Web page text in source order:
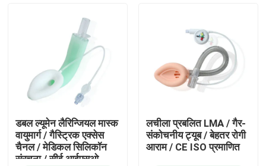
हमारे बारे में
फैक्टरी यात्रा
गुणवत्ता नियंत्रण
डबल ल्यूमेन लैरिन्जियल मास्क
वायुमार्ग / गैस्ट्रिक एक्सेस
चैनल / मेडिकल सिलिकॉन
संरचना / सीई आईएसओ
लचीला प्रबलित LMA / गैर-
संकोचनीय ट्यूब / बेहतर रोगी
आराम / CE ISO प्रमाणित